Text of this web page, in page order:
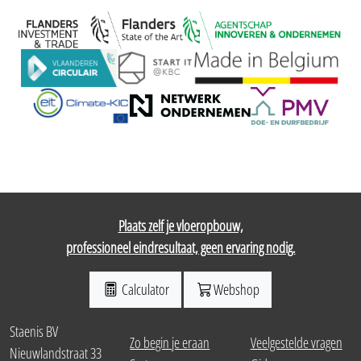
Plaats zelf je vloeropbouw,
professioneel eindresultaat, geen ervaring nodig.
Calculator Webshop
Staenis BV
Nieuwlandstraat 33
Zo begin je eraan
Veelgestelde vragen